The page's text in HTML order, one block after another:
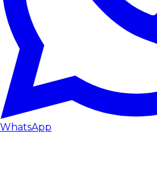
WhatsApp